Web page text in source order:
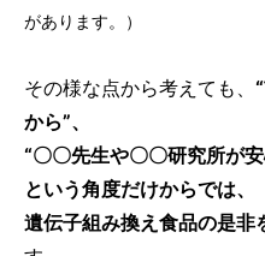
があります。）
その様な点から考えても、
から”、
“〇〇先生や〇〇研究所が
という角度だけからでは、
遺伝子組み換え食品の是非